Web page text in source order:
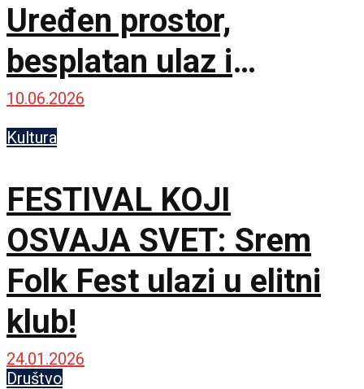
Uređen prostor,
besplatan ulaz i
pojačane službe
10.06.2026
Kultura
FESTIVAL KOJI
OSVAJA SVET: Srem
Folk Fest ulazi u elitni
klub!
24.01.2026
Društvo